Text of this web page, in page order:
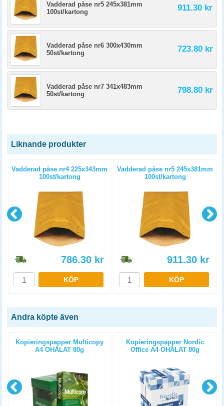
Vadderad påse nr5 245x381mm
100st/kartong
911.30 kr
Vadderad påse nr6 300x430mm
50st/kartong
723.80 kr
Vadderad påse nr7 341x483mm
50st/kartong
798.80 kr
Liknande produkter
Vadderad påse nr4 225x343mm
100st/kartong
786.30 kr
KÖP
Vadderad påse nr5 245x381mm
100st/kartong
911.30 kr
KÖP
Andra köpte även
Kopieringspapper Multicopy
A4 OHÅLAT 80g
Kopieringspapper Nordic
Office A4 OHÅLAT 80g